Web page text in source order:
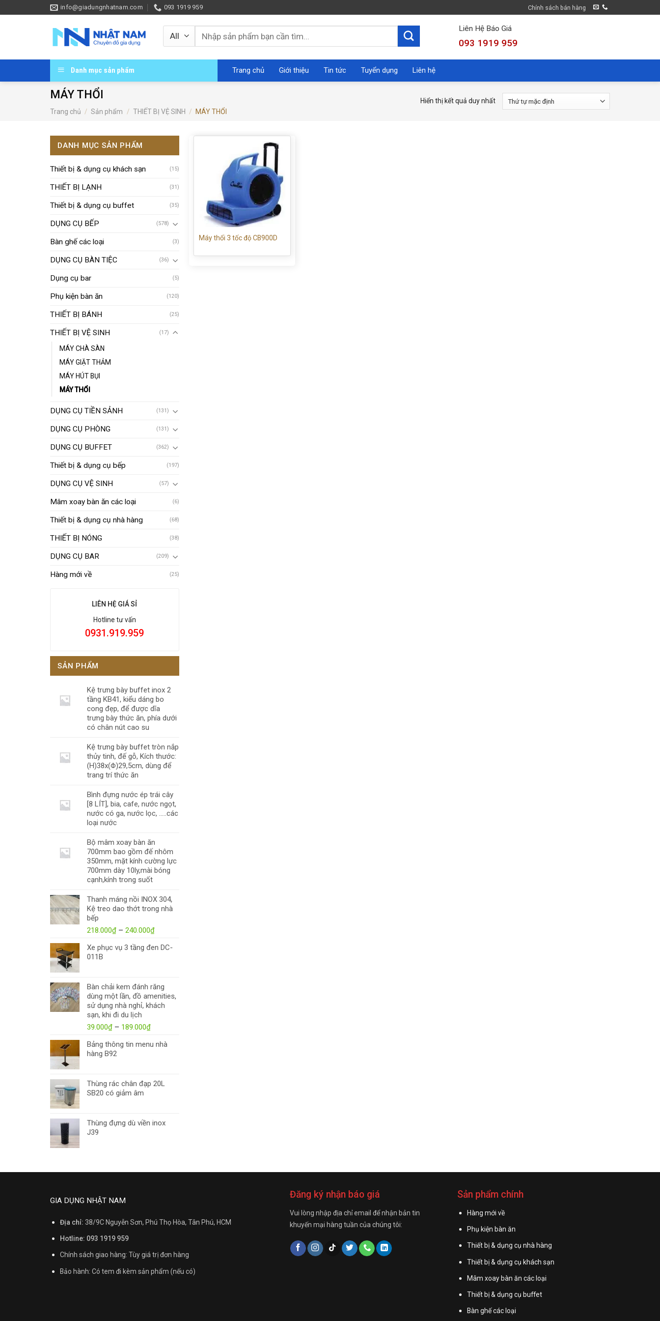
to
info@giadungnhatnam.com 093 1919 959 Chính sách bán hàng
Tìm
kiếm:
Liên Hệ Báo Giá
093 1919 959
Danh mục sản phẩm Trang chủ Giới thiệu Tin tức Tuyển dụng Liên hệ
MÁY THỔI
Trang chủ / Sản phẩm / THIẾT BỊ VỆ SINH / MÁY THỔI
Hiển thị kết quả duy nhất
DANH MỤC SẢN PHẨM
Thiết bị & dụng cụ khách sạn (15)
THIẾT BỊ LẠNH (31)
Thiết bị & dụng cụ buffet (35)
DỤNG CỤ BẾP (578)
Bàn ghế các loại (3)
DỤNG CỤ BÀN TIỆC (36)
Dụng cụ bar (5)
Phụ kiện bàn ăn (120)
THIẾT BỊ BÁNH (25)
THIẾT BỊ VỆ SINH (17)
MÁY CHÀ SÀN
MÁY GIẶT THẢM
MÁY HÚT BỤI
MÁY THỔI
DỤNG CỤ TIỀN SẢNH (131)
DỤNG CỤ PHÒNG (131)
DỤNG CỤ BUFFET (362)
Thiết bị & dụng cụ bếp (197)
DỤNG CỤ VỆ SINH (57)
Mâm xoay bàn ăn các loại (6)
Thiết bị & dụng cụ nhà hàng (68)
THIẾT BỊ NÓNG (38)
DỤNG CỤ BAR (209)
Hàng mới về (25)
LIÊN HỆ GIÁ SỈ
Hotline tư vấn
0931.919.959
SẢN PHẨM
Kệ trưng bày buffet inox 2
tầng KB41, kiểu dáng bo
cong đẹp, để được dĩa
trưng bày thức ăn, phía dưới
có chân nút cao su
Kệ trưng bày buffet tròn nắp
thủy tinh, đế gỗ, Kích thước:
(H)38x(Φ)29,5cm, dùng để
trang trí thức ăn
Bình đựng nước ép trái cây
[8 LÍT], bia, cafe, nước ngọt,
nước có ga, nước lọc, .....các
loại nước
Bộ mâm xoay bàn ăn
700mm bao gồm đế nhôm
350mm, mặt kính cường lực
700mm dày 10ly,mài bóng
cạnh,kính trong suốt
Thanh máng nồi INOX 304,
Kệ treo dao thớt trong nhà
bếp
218.000₫ – 240.000₫
Xe phục vụ 3 tầng đen DC-
011B
Bàn chải kem đánh răng
dùng một lần, đồ amenities,
sử dụng nhà nghỉ, khách
sạn, khi đi du lịch
39.000₫ – 189.000₫
Bảng thông tin menu nhà
hàng B92
Thùng rác chân đạp 20L
SB20 có giảm âm
Thùng đựng dù viền inox
J39
Máy thổi 3 tốc độ CB900D
GIA DỤNG NHẬT NAM
Địa chỉ: 38/9C Nguyễn Sơn, Phú Thọ Hòa, Tân Phú, HCM
Hotline: 093 1919 959
Chính sách giao hàng: Tùy giá trị đơn hàng
Bảo hành: Có tem đi kèm sản phẩm (nếu có)
Đăng ký nhận báo giá
Vui lòng nhập địa chỉ email để nhận bản tin
khuyến mại hàng tuần của chúng tôi:
Sản phẩm chính
Hàng mới về
Phụ kiện bàn ăn
Thiết bị & dụng cụ nhà hàng
Thiết bị & dụng cụ khách sạn
Mâm xoay bàn ăn các loại
Thiết bị & dụng cụ buffet
Bàn ghế các loại